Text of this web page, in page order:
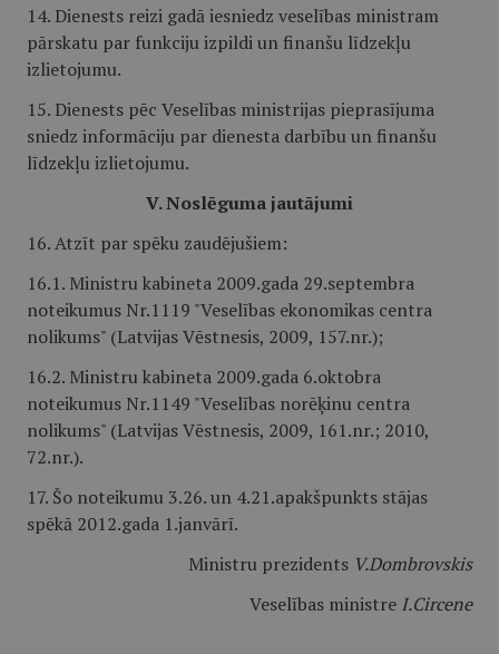
14. Dienests reizi gadā iesniedz veselības ministram
pārskatu par funkciju izpildi un finanšu līdzekļu
izlietojumu.
15. Dienests pēc Veselības ministrijas pieprasījuma
sniedz informāciju par dienesta darbību un finanšu
līdzekļu izlietojumu.
V. Noslēguma jautājumi
16. Atzīt par spēku zaudējušiem:
16.1. Ministru kabineta 2009.gada 29.septembra
noteikumus Nr.1119 "Veselības ekonomikas centra
nolikums" (Latvijas Vēstnesis, 2009, 157.nr.);
16.2. Ministru kabineta 2009.gada 6.oktobra
noteikumus Nr.1149 "Veselības norēķinu centra
nolikums" (Latvijas Vēstnesis, 2009, 161.nr.; 2010,
72.nr.).
17. Šo noteikumu 3.26. un 4.21.apakšpunkts stājas
spēkā 2012.gada 1.janvārī.
Ministru prezidents V.Dombrovskis
Veselības ministre I.Circene